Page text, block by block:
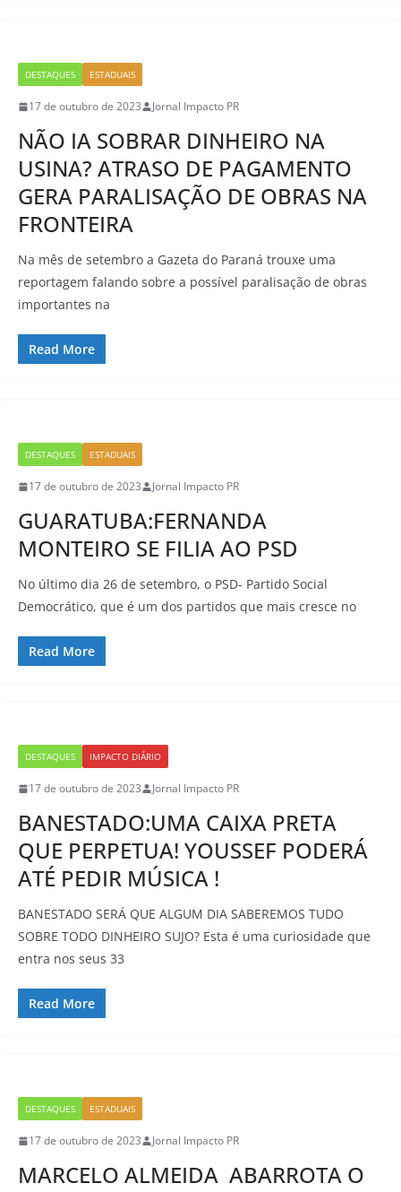
DESTAQUES ESTADUAIS
17 de outubro de 2023 Jornal Impacto PR
NÃO IA SOBRAR DINHEIRO NA
USINA? ATRASO DE PAGAMENTO
GERA PARALISAÇÃO DE OBRAS NA
FRONTEIRA
Na mês de setembro a Gazeta do Paraná trouxe uma
reportagem falando sobre a possível paralisação de obras
importantes na
Read More
DESTAQUES ESTADUAIS
17 de outubro de 2023 Jornal Impacto PR
GUARATUBA:FERNANDA
MONTEIRO SE FILIA AO PSD
No último dia 26 de setembro, o PSD- Partido Social
Democrático, que é um dos partidos que mais cresce no
Read More
DESTAQUES IMPACTO DIÁRIO
17 de outubro de 2023 Jornal Impacto PR
BANESTADO:UMA CAIXA PRETA
QUE PERPETUA! YOUSSEF PODERÁ
ATÉ PEDIR MÚSICA !
BANESTADO SERÁ QUE ALGUM DIA SABEREMOS TUDO
SOBRE TODO DINHEIRO SUJO? Esta é uma curiosidade que
entra nos seus 33
Read More
DESTAQUES ESTADUAIS
17 de outubro de 2023 Jornal Impacto PR
MARCELO ALMEIDA ABARROTA O